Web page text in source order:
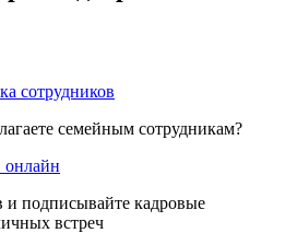
сотрудников
семейным сотрудникам?
онлайн
и подписывайте кадровые
встреч